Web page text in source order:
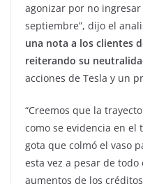
agonizar por no
septiembre”, dijo el
una nota a los clientes
reiterando su
acciones de Tesla y un
“Creemos que la
como se evidencia en
gota que colmó el vaso
esta vez a pesar de
aumentos de los